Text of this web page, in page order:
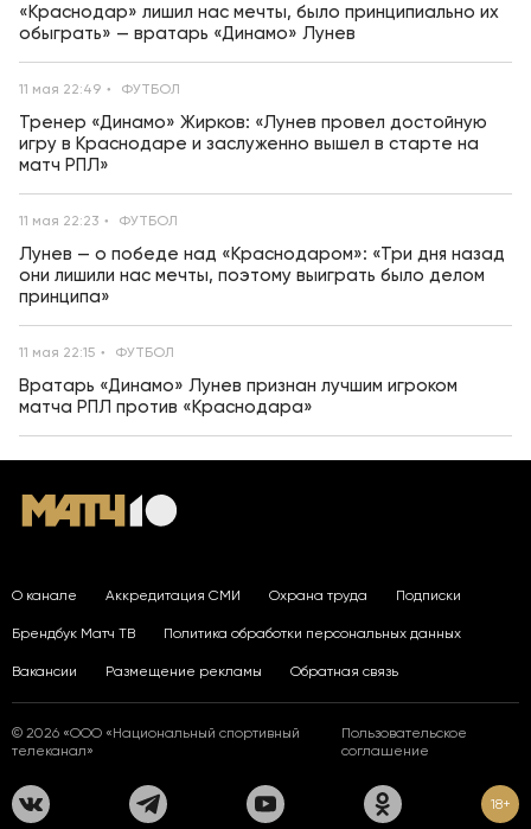
«Краснодар» лишил нас мечты, было принципиально их
обыграть» — вратарь «Динамо» Лунев
11 мая 22:49 ФУТБОЛ
Тренер «Динамо» Жирков: «Лунев провел достойную
игру в Краснодаре и заслуженно вышел в старте на
матч РПЛ»
11 мая 22:23 ФУТБОЛ
Лунев — о победе над «Краснодаром»: «Три дня назад
они лишили нас мечты, поэтому выиграть было делом
принципа»
11 мая 22:15 ФУТБОЛ
Вратарь «Динамо» Лунев признан лучшим игроком
матча РПЛ против «Краснодара»
О канале Аккредитация СМИ Охрана труда Подписки
Брендбук Матч ТВ Политика обработки персональных данных
Вакансии Размещение рекламы Обратная связь
© 2026 «ООО «Национальный спортивный
телеканал»
Пользовательское
соглашение
18+